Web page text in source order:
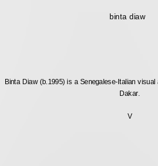
binta diaw
Binta Diaw (b.1995) is a Senegalese-Italian
Dakar.
V